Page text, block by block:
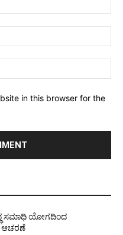
in this browser for the
ಸಮಾಧಿ ಯೋಗದಿಂದ
ಆಚರಣೆ